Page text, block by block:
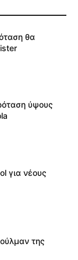
θα
ύψους
για νέους
της